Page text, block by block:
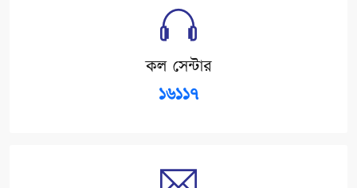
কল সেন্টার
১৬১১৭